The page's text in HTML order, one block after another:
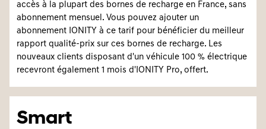
accès à la plupart des bornes de recharge en France, sans
abonnement mensuel. Vous pouvez ajouter un
abonnement IONITY à ce tarif pour bénéficier du meilleur
rapport qualité-prix sur ces bornes de recharge. Les
nouveaux clients disposant d'un véhicule 100 % électrique
recevront également 1 mois d'IONITY Pro, offert.
Smart